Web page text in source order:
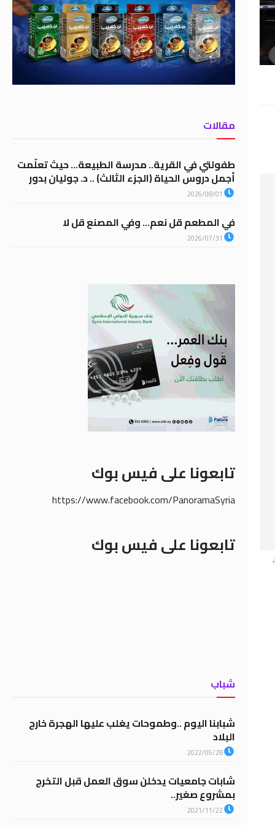
.
مقالات
طفولتي في القرية.. مدرسة الطبيعة… حيث تعلّمت
أجمل دروس الحياة (الجزء الثالث) .. د. جوليان بدور
2026/08/01
في المطعم قل نعم… وفي المصنع قل لا
2026/07/31
تابعونا على فيس بوك
https://www.facebook.com/PanoramaSyria
تابعونا على فيس بوك
شباب
شبابنا اليوم ..وطموحات يغلب عليها الهجرة خارج
البلاد
2022/05/28
شابات جامعيات يدخلن سوق العمل قبل التخرج
بمشروع صغير..
2021/11/22